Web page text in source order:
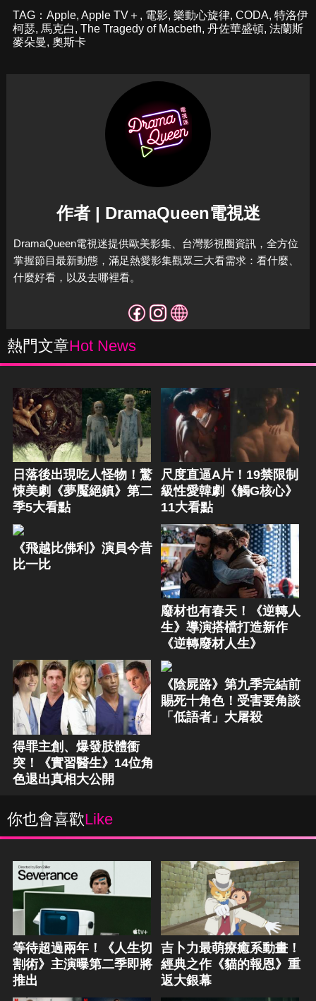
TAG： Apple, Apple TV＋ , 電影, 樂動心旋律, CODA, 特洛伊
柯瑟, 馬克白, The Tragedy of Macbeth, 丹佐華盛頓, 法蘭斯
麥朵曼, 奧斯卡
作者 | DramaQueen電視迷
DramaQueen電視迷提供歐美影集、台灣影視圈資訊，全方位
掌握節目最新動態，滿足熱愛影集觀眾三大看需求：看什麼、
什麼好看，以及去哪裡看。
熱門文章Hot News
日落後出現吃人怪物！驚
悚美劇《夢魘絕鎮》第二
季5大看點
尺度直逼A片！19禁限制
級性愛韓劇《觸G核心》
11大看點
《飛越比佛利》演員今昔
比一比
廢材也有春天！《逆轉人
生》導演搭檔打造新作
《逆轉廢材人生》
得罪主創、爆發肢體衝
突！《實習醫生》14位角
色退出真相大公開
《陰屍路》第九季完結前
賜死十角色！受害要角談
「低語者」大屠殺
你也會喜歡Like
等待超過兩年！《人生切
割術》主演曝第二季即將
推出
吉卜力最萌療癒系動畫！
經典之作《貓的報恩》重
返大銀幕